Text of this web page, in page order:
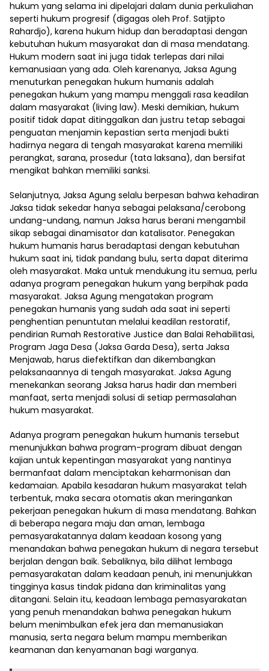
hukum yang selama ini dipelajari dalam dunia perkuliahan
seperti hukum progresif (digagas oleh Prof. Satjipto
Rahardjo), karena hukum hidup dan beradaptasi dengan
kebutuhan hukum masyarakat dan di masa mendatang.
Hukum modern saat ini juga tidak terlepas dari nilai
kemanusiaan yang ada. Oleh karenanya, Jaksa Agung
menuturkan penegakan hukum humanis adalah
penegakan hukum yang mampu menggali rasa keadilan
dalam masyarakat (living law). Meski demikian, hukum
positif tidak dapat ditinggalkan dan justru tetap sebagai
penguatan menjamin kepastian serta menjadi bukti
hadirnya negara di tengah masyarakat karena memiliki
perangkat, sarana, prosedur (tata laksana), dan bersifat
mengikat bahkan memiliki sanksi.
Selanjutnya, Jaksa Agung selalu berpesan bahwa kehadiran
Jaksa tidak sekedar hanya sebagai pelaksana/cerobong
undang-undang, namun Jaksa harus berani mengambil
sikap sebagai dinamisator dan katalisator. Penegakan
hukum humanis harus beradaptasi dengan kebutuhan
hukum saat ini, tidak pandang bulu, serta dapat diterima
oleh masyarakat. Maka untuk mendukung itu semua, perlu
adanya program penegakan hukum yang berpihak pada
masyarakat. Jaksa Agung mengatakan program
penegakan humanis yang sudah ada saat ini seperti
penghentian penuntutan melalui keadilan restoratif,
pendirian Rumah Restorative Justice dan Balai Rehabilitasi,
Program Jaga Desa (Jaksa Garda Desa), serta Jaksa
Menjawab, harus diefektifkan dan dikembangkan
pelaksanaannya di tengah masyarakat. Jaksa Agung
menekankan seorang Jaksa harus hadir dan memberi
manfaat, serta menjadi solusi di setiap permasalahan
hukum masyarakat.
Adanya program penegakan hukum humanis tersebut
menunjukkan bahwa program-program dibuat dengan
kajian untuk kepentingan masyarakat yang nantinya
bermanfaat dalam menciptakan keharmonisan dan
kedamaian. Apabila kesadaran hukum masyarakat telah
terbentuk, maka secara otomatis akan meringankan
pekerjaan penegakan hukum di masa mendatang. Bahkan
di beberapa negara maju dan aman, lembaga
pemasyarakatannya dalam keadaan kosong yang
menandakan bahwa penegakan hukum di negara tersebut
berjalan dengan baik. Sebaliknya, bila dilihat lembaga
pemasyarakatan dalam keadaan penuh, ini menunjukkan
tingginya kasus tindak pidana dan kriminalitas yang
ditangani. Selain itu, keadaan lembaga pemasyarakatan
yang penuh menandakan bahwa penegakan hukum
belum menimbulkan efek jera dan memanusiakan
manusia, serta negara belum mampu memberikan
keamanan dan kenyamanan bagi warganya.